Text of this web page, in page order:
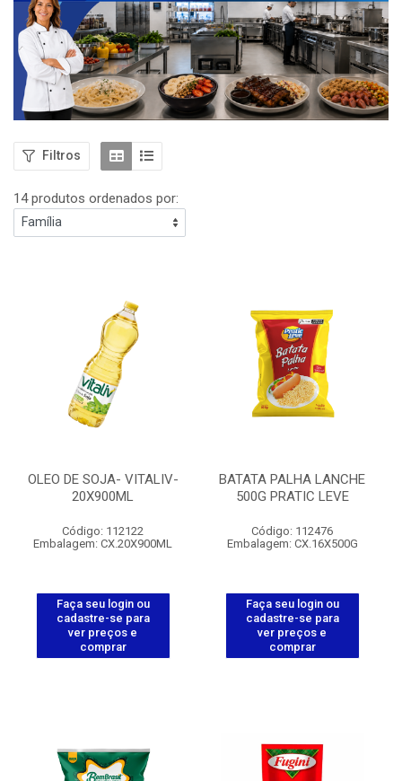
Filtros
14 produtos ordenados por:
OLEO DE SOJA- VITALIV-
20X900ML
Código: 112122
Embalagem: CX.20X900ML
Faça seu login ou
cadastre-se para
ver preços e
comprar
BATATA PALHA LANCHE
500G PRATIC LEVE
Código: 112476
Embalagem: CX.16X500G
Faça seu login ou
cadastre-se para
ver preços e
comprar